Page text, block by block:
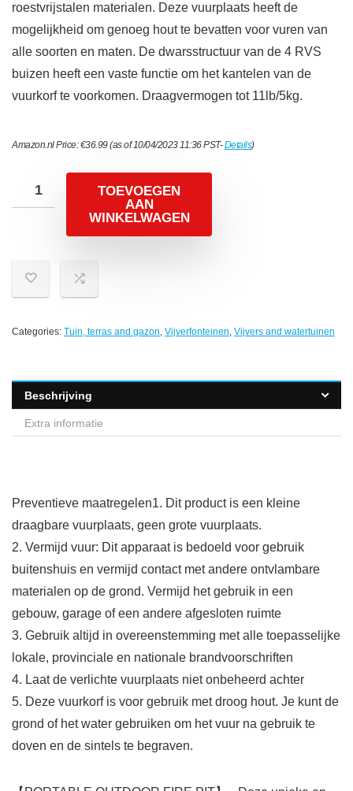
roestvrijstalen materialen. Deze vuurplaats heeft de
mogelijkheid om genoeg hout te bevatten voor vuren van
alle soorten en maten. De dwarsstructuur van de 4 RVS
buizen heeft een vaste functie om het kantelen van de
vuurkorf te voorkomen. Draagvermogen tot 11lb/5kg.
Amazon.nl Price:€36.99(as of 10/04/2023 11:36 PST-Details)
TOEVOEGEN
AAN
WINKELWAGEN
Categories: Tuin, terras and gazon, Vijverfonteinen, Vijvers and watertuinen
Beschrijving
Extra informatie
Preventieve maatregelen1. Dit product is een kleine
draagbare vuurplaats, geen grote vuurplaats.
2. Vermijd vuur: Dit apparaat is bedoeld voor gebruik
buitenshuis en vermijd contact met andere ontvlambare
materialen op de grond. Vermijd het gebruik in een
gebouw, garage of een andere afgesloten ruimte
3. Gebruik altijd in overeenstemming met alle toepasselijke
lokale, provinciale en nationale brandvoorschriften
4. Laat de verlichte vuurplaats niet onbeheerd achter
5. Deze vuurkorf is voor gebruik met droog hout. Je kunt de
grond of het water gebruiken om het vuur na gebruik te
doven en de sintels te begraven.